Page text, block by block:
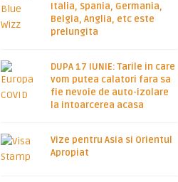
Italia, Spania, Germania,
Belgia, Anglia, etc este
prelungita
DUPA 17 IUNIE: Tarile in care
vom putea calatori fara sa
fie nevoie de auto-izolare
la intoarcerea acasa
Vize pentru Asia si Orientul
Apropiat